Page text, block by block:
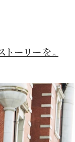
ーリーを。